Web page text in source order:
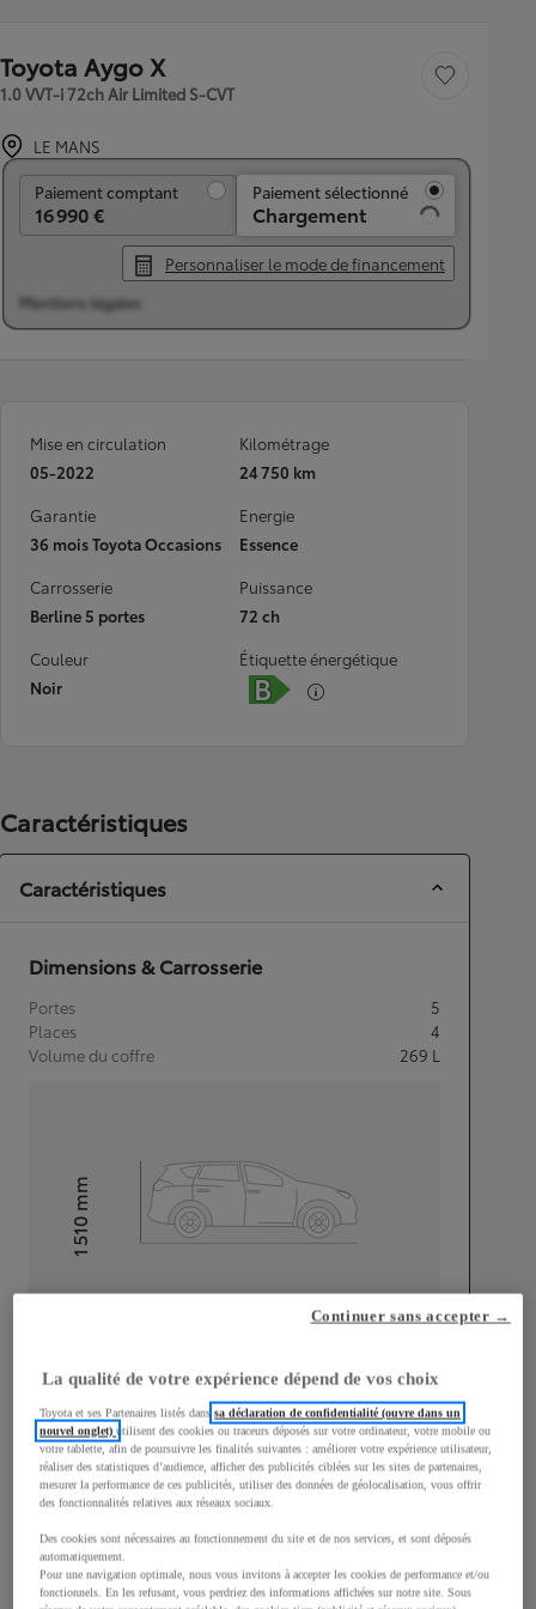
Toyota Aygo X
1.0 VVT-i 72ch Air Limited S-CVT
Sauvegarder le
LE MANS
Paiement comptant
16 990 €
Paiement sélectionné
Chargement
Personnaliser le mode de financement
Mentions légales
Mise en circulation
05-2022
Kilométrage
24 750 km
Garantie
36 mois Toyota Occasions
Energie
Essence
Carrosserie
Berline 5 portes
Puissance
72 ch
Couleur
Noir
Étiquette énergétique
Caractéristiques
Caractéristiques
Dimensions & Carrosserie
Portes
5
Places
4
Volume du coffre
269 L
Longueur
3 700mm
Hauteur1 510
mm
Largeur
1 740mm
Consommation mixte
La qualité de votre expérience dépend de vos choix
Toyota et ses Partenaires listés danssa déclaration de confidentialité (ouvre dans un
nouvel onglet)utilisent des cookies ou traceurs déposés sur votre ordinateur, votre mobile ou
votre tablette, afin de poursuivre les finalités suivantes : améliorer votre expérience utilisateur,
réaliser des statistiques d’audience, afficher des publicités ciblées sur les sites de partenaires,
mesurer la performance de ces publicités, utiliser des données de géolocalisation, vous offrir
des fonctionnalités relatives aux réseaux sociaux.
Des cookies sont nécessaires au fonctionnement du site et de nos services, et sont déposés
automatiquement.
Pour une navigation optimale, nous vous invitons à accepter les cookies de performance et/ou
fonctionnels. En les refusant, vous perdriez des informations affichées sur notre site. Sous
Continuer sans accepter →